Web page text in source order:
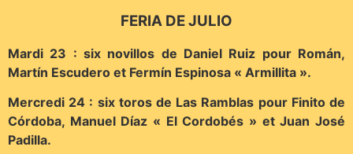
FERIA DE JULIO
Mardi 23 : six novillos de Daniel Ruiz pour Román,
Martín Escudero et Fermín Espinosa « Armillita ».
Mercredi 24 : six toros de Las Ramblas pour Finito de
Córdoba, Manuel Díaz « El Cordobés » et Juan José
Padilla.